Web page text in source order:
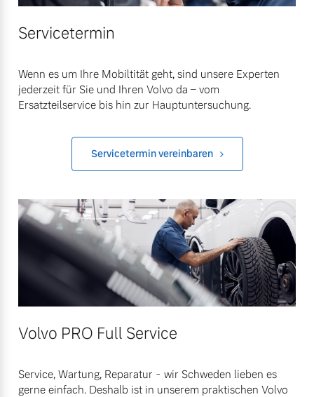
Servicetermin
Wenn es um Ihre Mobiltität geht, sind unsere Experten
jederzeit für Sie und Ihren Volvo da – vom
Ersatzteilservice bis hin zur Hauptuntersuchung.
Servicetermin vereinbaren
Volvo PRO Full Service
Service, Wartung, Reparatur - wir Schweden lieben es
gerne einfach. Deshalb ist in unserem praktischen Volvo